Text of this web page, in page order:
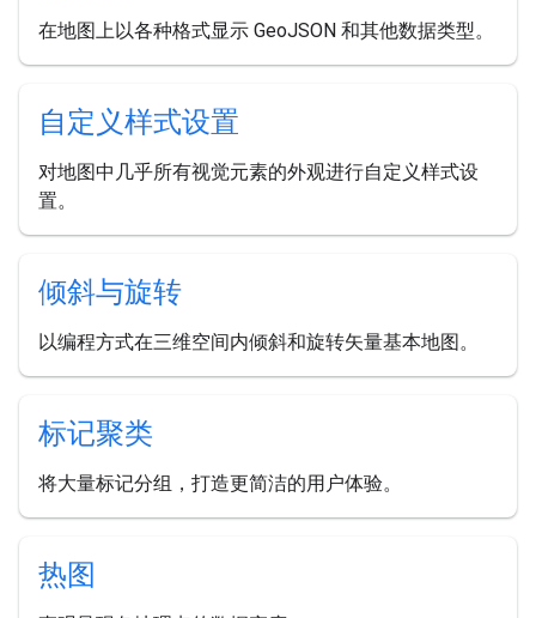
在地图上以各种格式显示 GeoJSON 和其他数据类型。
自定义样式设置
对地图中几乎所有视觉元素的外观进行自定义样式设
置。
倾斜与旋转
以编程方式在三维空间内倾斜和旋转矢量基本地图。
标记聚类
将大量标记分组，打造更简洁的用户体验。
热图